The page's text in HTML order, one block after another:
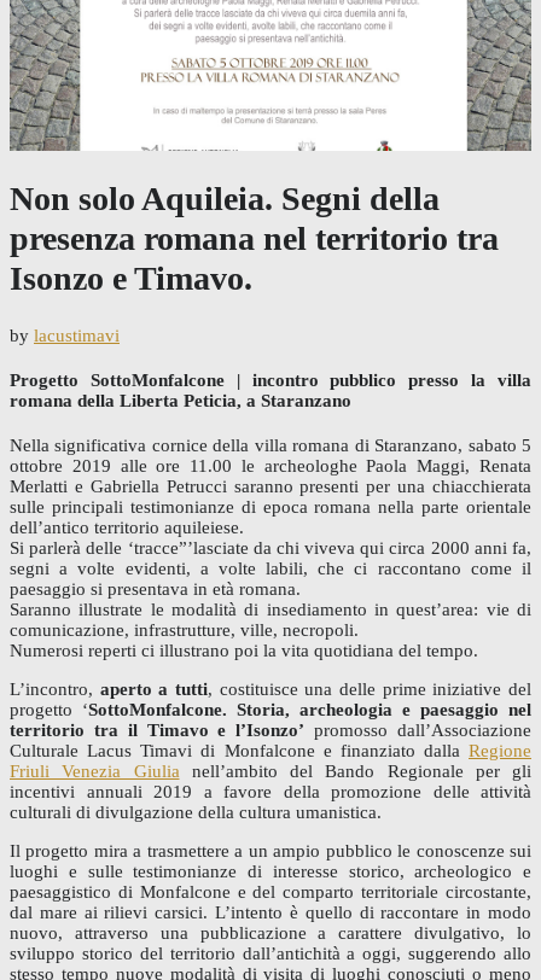
Non solo Aquileia. Segni della
presenza romana nel territorio tra
Isonzo e Timavo.
by lacustimavi
Progetto SottoMonfalcone | incontro pubblico presso la villa
romana della Liberta Peticia, a Staranzano
Nella significativa cornice della villa romana di Staranzano, sabato 5
ottobre 2019 alle ore 11.00 le archeologhe Paola Maggi, Renata
Merlatti e Gabriella Petrucci saranno presenti per una chiacchierata
sulle principali testimonianze di epoca romana nella parte orientale
dell’antico territorio aquileiese.
Si parlerà delle ‘tracce”’lasciate da chi viveva qui circa 2000 anni fa,
segni a volte evidenti, a volte labili, che ci raccontano come il
paesaggio si presentava in età romana.
Saranno illustrate le modalità di insediamento in quest’area: vie di
comunicazione, infrastrutture, ville, necropoli.
Numerosi reperti ci illustrano poi la vita quotidiana del tempo.
L’incontro, aperto a tutti, costituisce una delle prime iniziative del
progetto ‘SottoMonfalcone. Storia, archeologia e paesaggio nel
territorio tra il Timavo e l’Isonzo’ promosso dall’Associazione
Culturale Lacus Timavi di Monfalcone e finanziato dalla Regione
Friuli Venezia Giulianell’ambito del Bando Regionale per gli
incentivi annuali 2019 a favore della promozione delle attività
culturali di divulgazione della cultura umanistica.
Il progetto mira a trasmettere a un ampio pubblico le conoscenze sui
luoghi e sulle testimonianze di interesse storico, archeologico e
paesaggistico di Monfalcone e del comparto territoriale circostante,
dal mare ai rilievi carsici. L’intento è quello di raccontare in modo
nuovo, attraverso una pubblicazione a carattere divulgativo, lo
sviluppo storico del territorio dall’antichità a oggi, suggerendo allo
stesso tempo nuove modalità di visita di luoghi conosciuti o meno